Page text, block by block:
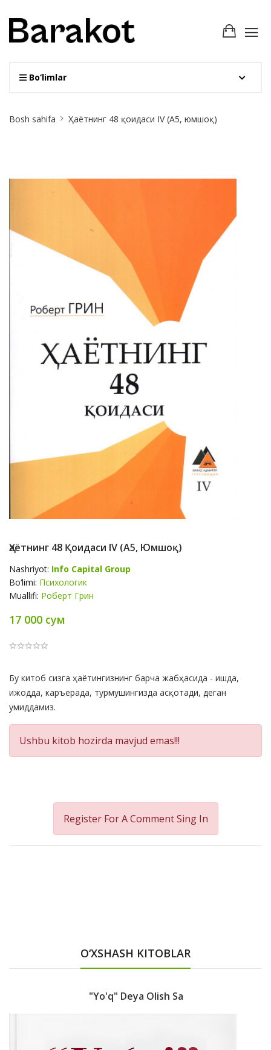
Bo‘limlar
Breadcrumb
Bosh sahifa Ҳаётнинг 48 қоидаси IV (А5, юмшоқ)
Ҳаётнинг 48 Қоидаси IV (А5, Юмшоқ)
Nashriyot: Info Capital Group
Bo‘limi: Психологик
Muallifi: Роберт Грин
17 000 сум
Product
Summery
Бу китоб сизга ҳаётингизнинг барча жабҳасида - ишда,
ижодда, каръерада, турмушингизда асқотади, деган
умиддамиз.
Ushbu kitob hozirda mavjud emas!!!
Register For A CommentSing In
O‘XSHASH KITOBLAR
"Yo'q" Deya Olish Sa